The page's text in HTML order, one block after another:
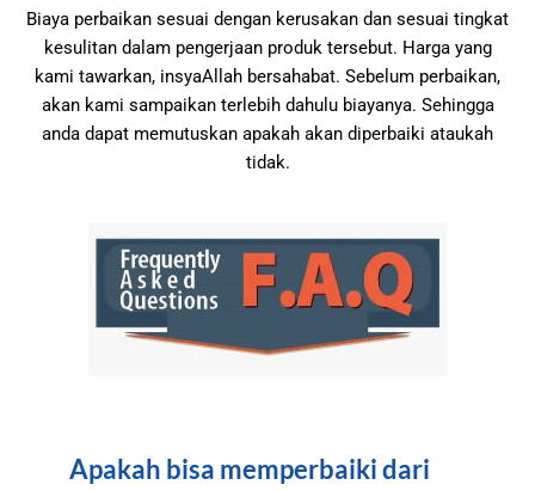
Biaya perbaikan sesuai dengan kerusakan dan sesuai tingkat
kesulitan dalam pengerjaan produk tersebut. Harga yang
kami tawarkan, insyaAllah bersahabat. Sebelum perbaikan,
akan kami sampaikan terlebih dahulu biayanya. Sehingga
anda dapat memutuskan apakah akan diperbaiki ataukah
tidak.
Apakah bisa memperbaiki dari